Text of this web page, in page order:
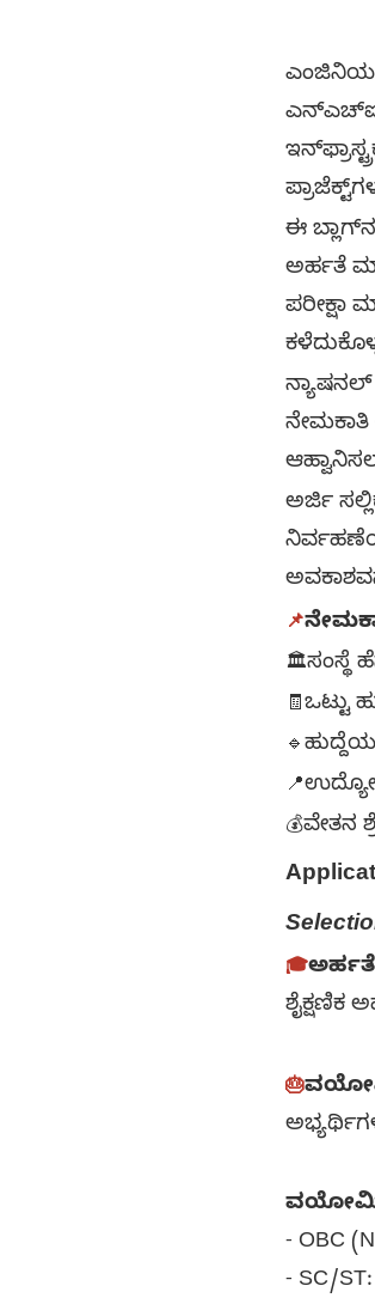
ಈ
ಅರ್ಹತೆ
ಪರೀಕ್ಷಾ
ಅರ್ಜಿ
📌
🏛️ಸಂಸ್ಥೆ
🧾ಒಟ್ಟು
🔹
📍
💰ವೇತನ
🎓
ಶೈಕ್ಷಣಿಕ
🎂
- OBC
- SC/